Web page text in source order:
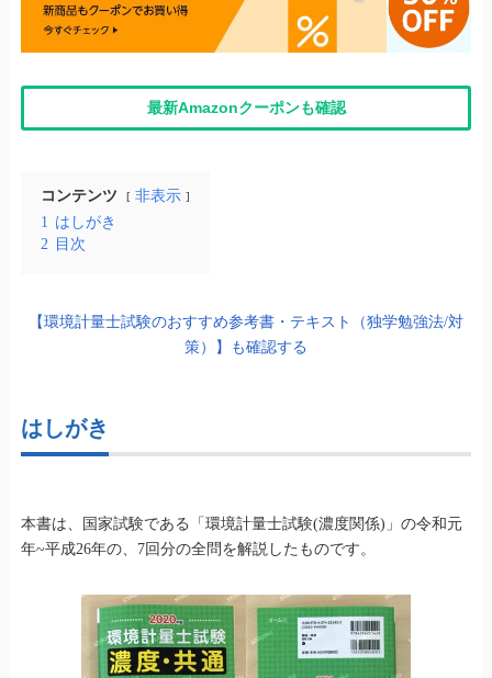
最新Amazonクーポンも確認
コンテンツ
非表示
1 はしがき
2 目次
【環境計量士試験のおすすめ参考書・テキスト（独学勉強法/対
策）】も確認する
はしがき
本書は、国家試験である「環境計量士試験(濃度関係)」の令和元
年~平成26年の、7回分の全問を解説したものです。